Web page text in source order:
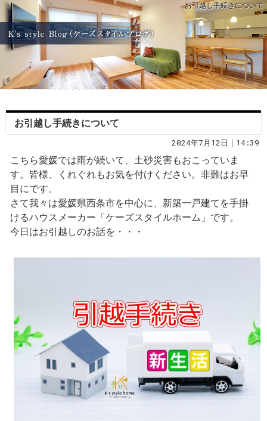
お引越し手続きについて
お引越し手続きについて
2024年7月12日｜14:39
こちら愛媛では雨が続いて、土砂災害もおこっていま
す。皆様、くれぐれもお気を付けください。非難はお早
目にです。
さて我々は愛媛県西条市を中心に、新築一戸建てを手掛
けるハウスメーカー「ケーズスタイルホーム」です。
今日はお引越しのお話を・・・